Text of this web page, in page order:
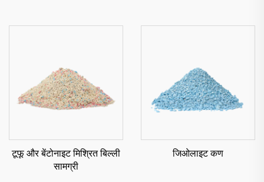
टूफू और बेंटोनाइट मिश्रित बिल्ली
सामग्री
जिओलाइट कण